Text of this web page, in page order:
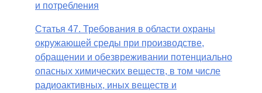
и потребления
Статья 47. Требования в области охраны
окружающей среды при производстве,
обращении и обезвреживании потенциально
опасных химических веществ, в том числе
радиоактивных, иных веществ и